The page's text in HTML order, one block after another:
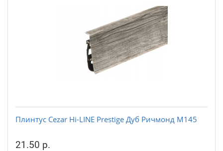
Плинтус Cezar Hi-LINE Prestige Дуб Ричмонд М145
21.50 р.